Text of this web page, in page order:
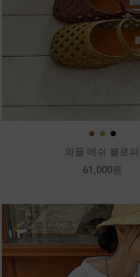
● ● ●
와플 메쉬 블로퍼
61,000원